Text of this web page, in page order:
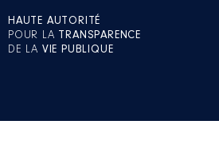
HAUTE AUTORITÉ
POUR LA TRANSPARENCE
DE LA VIE PUBLIQUE